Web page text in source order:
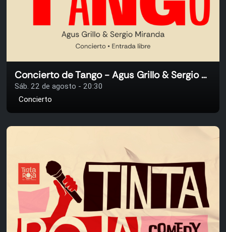
Concierto de Tango - Agus Grillo & Sergio Miranda
Sáb. 22 de agosto - 20:30
Concierto